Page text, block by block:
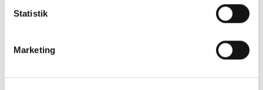
Statistik
Marketing